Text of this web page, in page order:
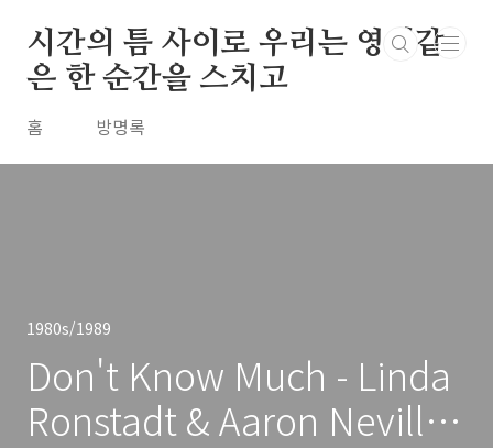
시간의 틈 사이로 우리는 영원같
은 한 순간을 스치고
홈 방명록
1980s/1989
Don't Know Much - Linda
Ronstadt & Aaron Neville